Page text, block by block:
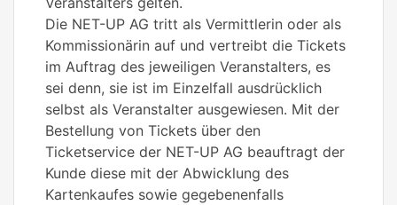
Die NET-UP AG tritt als Vermittlerin oder als
Kommissionärin auf und vertreibt die Tickets
im Auftrag des jeweiligen Veranstalters, es
sei denn, sie ist im Einzelfall ausdrücklich
selbst als Veranstalter ausgewiesen. Mit der
Bestellung von Tickets über den
Ticketservice der NET-UP AG beauftragt der
Kunde diese mit der Abwicklung des
Kartenkaufes sowie gegebenenfalls